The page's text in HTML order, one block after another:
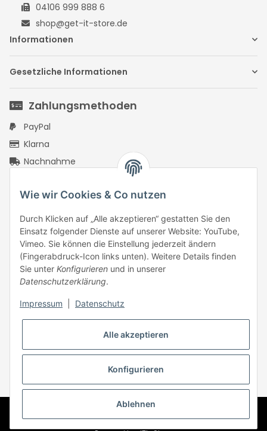
04106 999 888 6
shop@get-it-store.de
Informationen
Gesetzliche Informationen
Zahlungsmethoden
PayPal
Klarna
Nachnahme
PayPal Checkout
Rechnungskauf mit Ratepay
PayPal Kreditkarte
Google Pay
Apple Pay
Klarna Pay Later
Klarna Pay Now
Klarna Slice It
* Alle Preise inkl. gesetzlicher USt., zzgl.
2025 Besucherzähler: 288625
Wie wir Cookies & Co nutzen
Durch Klicken auf „Alle akzeptieren“ gestatten Sie den
Einsatz folgender Dienste auf unserer Website: YouTube,
Vimeo. Sie können die Einstellung jederzeit ändern
(Fingerabdruck-Icon links unten). Weitere Details finden
Sie unter Konfigurieren und in unserer
Datenschutzerklärung.
Impressum Datenschutz
Alle akzeptieren
Konfigurieren
Ablehnen